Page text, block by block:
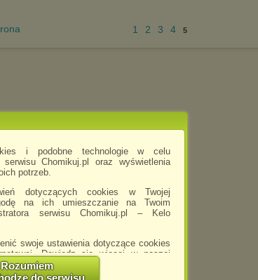
i podobne technologie w celu
Chomikuj.pl oraz wyświetlenia
potrzeb.
dotyczących cookies w Twojej
na ich umieszczanie na Twoim
serwisu Chomikuj.pl – Kelo
swoje ustawienia dotyczące cookies
Dowiedz się więcej w naszej
chomikuj.pl/PolitykaPrywatnosci.aspx
Rozumiem
do serwisu
1 2 3 4 5